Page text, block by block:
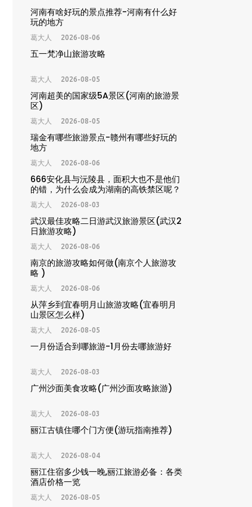
河南有啥好玩的景点推荐-河南有什么好
玩的地方
葛大人 2026-08-06
五一梵净山旅游攻略
葛大人 2026-08-05
河南超美的国家级5A景区(河南的旅游景
区)
葛大人 2026-08-05
瑞金有哪些旅游景点-赣州有哪些好玩的
地方
葛大人 2026-08-06
666安化县与沅陵县，面积大也不是他们
的错，为什么会成为湖南的高铁禁区呢？
这
葛大人 2026-08-03
武汉最佳攻略二日游武汉旅游景区(武汉2
日旅游攻略)
葛大人 2026-08-06
南京的旅游攻略如何做(南京个人旅游攻
略 )
葛大人 2026-08-06
从萍乡到宜春明月山旅游攻略(宜春明月
山景区怎么样)
葛大人 2026-08-05
一月份适合到哪旅游-1月份去哪旅游好
葛大人 2026-08-03
广州沙面美食攻略(广州沙面攻略旅游)
葛大人 2026-08-03
丽江古镇住哪个门方便(游玩指南推荐)
葛大人 2026-08-04
丽江住宿多少钱一晚,丽江旅游必备：各类
酒店价格一览
葛大人 2026-08-05